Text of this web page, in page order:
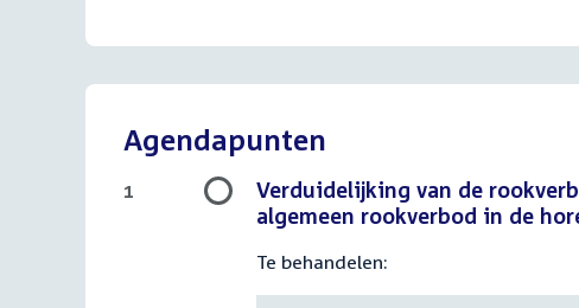
Agendapunten
Verduidelijking van de
algemeen rookverbod in de
Te behandelen:
1